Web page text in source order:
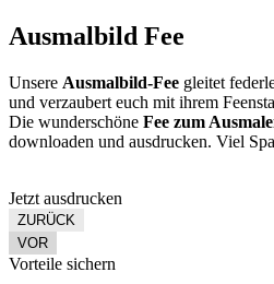
Ausmalbild Fee
Unsere Ausmalbild-Fee gleitet
und verzaubert euch mit ihrem
Die wunderschöne Fee zum
downloaden und ausdrucken. Viel
Jetzt ausdrucken
ZURÜCK
VOR
Vorteile sichern